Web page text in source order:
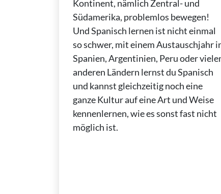
Kontinent, nämlich Zentral- und
Südamerika, problemlos bewegen!
Und Spanisch lernen ist nicht einmal
so schwer, mit einem Austauschjahr
Spanien, Argentinien, Peru oder
anderen Ländern lernst du Spanisch
und kannst gleichzeitig noch eine
ganze Kultur auf eine Art und Weise
kennenlernen, wie es sonst fast nicht
möglich ist.